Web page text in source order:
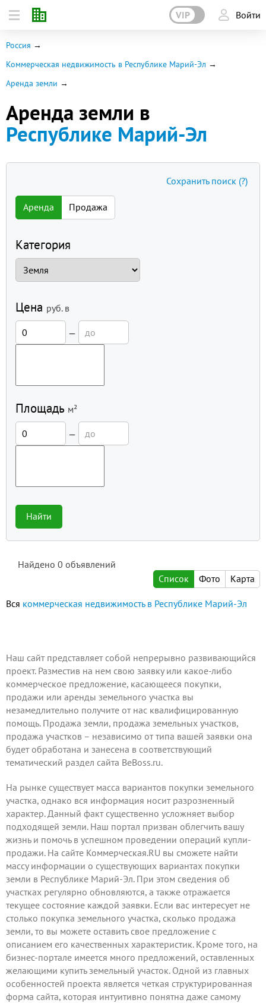
VIP Войти
Россия
Коммерческая недвижимость в Республике Марий-Эл
Аренда земли
Аренда земли в
Республике Марий-Эл
Аренда Продажа
Категория
Цена руб. в
—
Площадь м²
—
Найти
Сохранить поиск (?)
Найдено 0 объявлений
Список
Фото Карта
Вся коммерческая недвижимость в Республике Марий-Эл
Наш сайт представляет собой непрерывно развивающийся
проект. Разместив на нем свою заявку или какое-либо
коммерческое предложение, касающееся покупки,
продажи или аренды земельного участка вы
незамедлительно получите от нас квалифицированную
помощь. Продажа земли, продажа земельных участков,
продажа участков – независимо от типа вашей заявки она
будет обработана и занесена в соответствующий
тематический раздел сайта BeBoss.ru.
На рынке существует масса вариантов покупки земельного
участка, однако вся информация носит разрозненный
характер. Данный факт существенно усложняет выбор
подходящей земли. Наш портал призван облегчить вашу
жизнь и помочь в успешном проведении операций купли-
продажи. На сайте Коммерческая.RU вы сможете найти
массу информации о существующих вариантах покупки
земли в Республике Марий-Эл. При этом сведения об
участках регулярно обновляются, а также отражается
текущее состояние каждой заявки. Если вас интересует не
столько покупка земельного участка, сколько продажа
земли, то вы можете оставить свое предложение с
описанием его качественных характеристик. Кроме того, на
бизнес-портале имеется много предложений, оставленных
желающими купить земельный участок. Одной из главных
особенностей проекта является четкая структурированная
форма сайта, которая интуитивно понятна даже самому